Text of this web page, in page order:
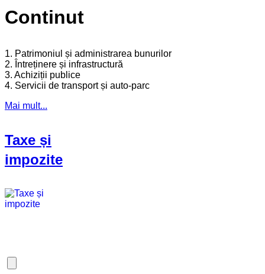
Continut
1. Patrimoniul și administrarea bunurilor
2. Întreținere și infrastructură
3. Achiziții publice
4. Servicii de transport și auto-parc
Mai mult...
Taxe și
impozite